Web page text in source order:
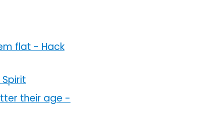
flat - Hack
Spirit
their age -